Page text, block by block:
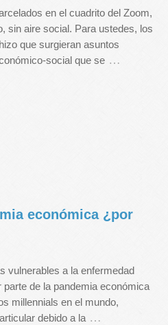
en el cuadrito del Zoom,
sin aire social. Para ustedes, los
que surgieran asuntos
social que se …
económica ¿por
vulnerables a la enfermedad
de la pandemia económica
millennials en el mundo,
debido a la …